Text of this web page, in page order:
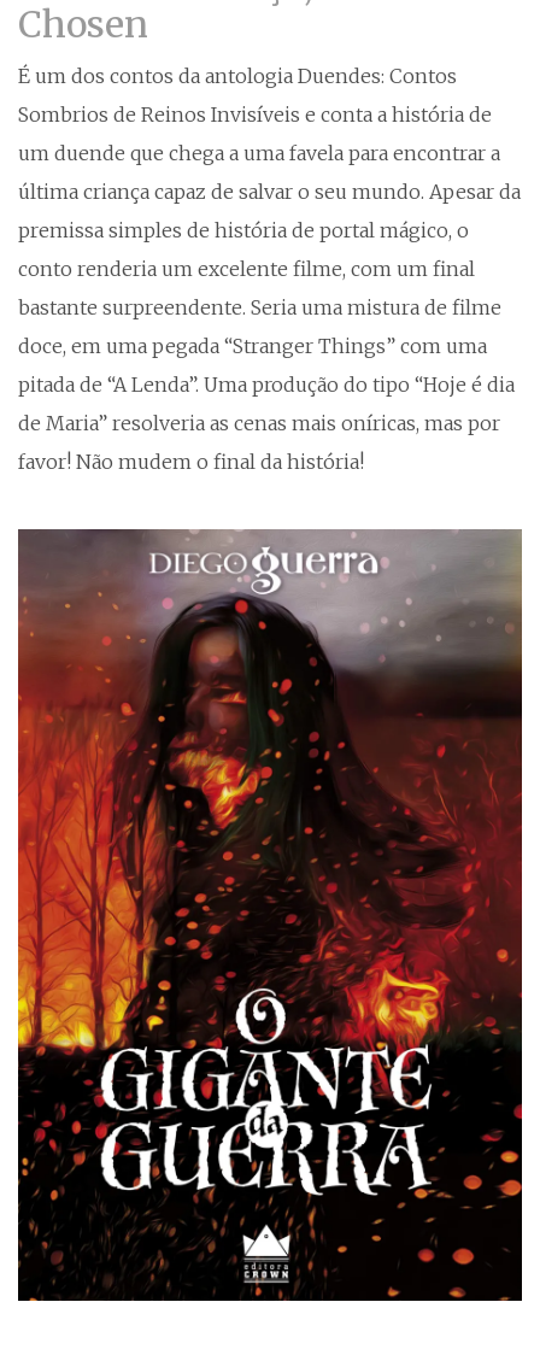
Chosen
É um dos contos da antologia Duendes: Contos
Sombrios de Reinos Invisíveis e conta a história de
um duende que chega a uma favela para encontrar a
última criança capaz de salvar o seu mundo. Apesar da
premissa simples de história de portal mágico, o
conto renderia um excelente filme, com um final
bastante surpreendente. Seria uma mistura de filme
doce, em uma pegada “Stranger Things” com uma
pitada de “A Lenda”. Uma produção do tipo “Hoje é dia
de Maria” resolveria as cenas mais oníricas, mas por
favor! Não mudem o final da história!